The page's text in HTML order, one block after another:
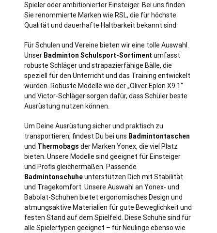
Spieler oder ambitionierter Einsteiger. Bei uns finden
Sie renommierte Marken wie RSL, die für höchste
Qualität und dauerhafte Haltbarkeit bekannt sind.
Für Schulen und Vereine bieten wir eine tolle Auswahl.
Unser Badminton Schulsport-Sortiment umfasst
robuste Schläger und strapazierfähige Bälle, die
speziell für den Unterricht und das Training entwickelt
wurden. Robuste Modelle wie der „Oliver Eplon X9.1“
und Victor-Schläger sorgen dafür, dass Schüler beste
Ausrüstung nutzen können.
Um Deine Ausrüstung sicher und praktisch zu
transportieren, findest Du bei uns Badmintontaschen
und Thermobags der Marken Yonex, die viel Platz
bieten. Unsere Modelle sind geeignet für Einsteiger
und Profis gleichermaßen. Passende
Badmintonschuheunterstützen Dich mit Stabilität
und Tragekomfort. Unsere Auswahl an Yonex- und
Babolat-Schuhen bietet ergonomisches Design und
atmungsaktive Materialien für gute Beweglichkeit und
festen Stand auf dem Spielfeld. Diese Schuhe sind für
alle Spielertypen geeignet – für Neulinge ebenso wie